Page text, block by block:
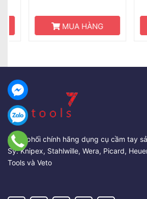
MUA HÀNG
Phân phối chính hãng dụng cụ cầm tay
Sỹ: Knipex, Stahlwille, Wera, Picard,
Tools và Veto